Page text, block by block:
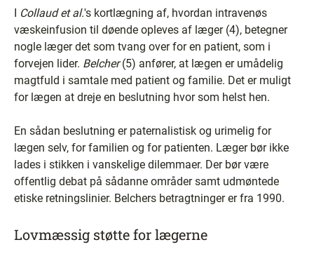
I Collaud etal.'s kortlægning af, hvordan intravenøs
væskeinfusion til døende opleves af læger (4), betegner
nogle læger det som tvang over for en patient, som i
forvejen lider. Belcher(5) anfører, at lægen er umådelig
magtfuld i samtale med patient og familie. Det er muligt
for lægen at dreje en beslutning hvor som helst hen.
En sådan beslutning er paternalistisk og urimelig for
lægen selv, for familien og for patienten. Læger bør ikke
lades i stikken i vanskelige dilemmaer. Der bør være
offentlig debat på sådanne områder samt udmøntede
etiske retningslinier. Belchers betragtninger er fra 1990.
Lovmæssig støtte for lægerne